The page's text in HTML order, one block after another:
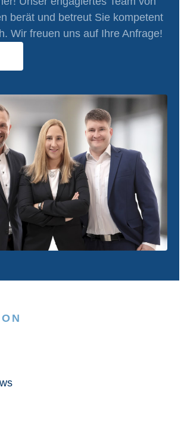
berät und betreut Sie kompetent
Wir freuen uns auf Ihre Anfrage!